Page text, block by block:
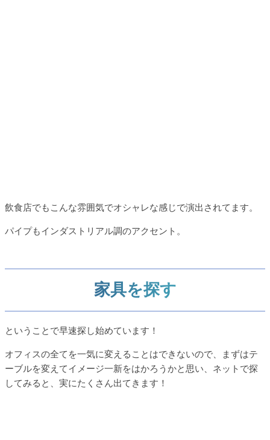
飲食店でもこんな雰囲気でオシャレな感じで演出されてます。
パイプもインダストリアル調のアクセント。
家具を探す
ということで早速探し始めています！
オフィスの全てを一気に変えることはできないので、まずはテ
ーブルを変えてイメージ一新をはかろうかと思い、ネットで探
してみると、実にたくさん出てきます！